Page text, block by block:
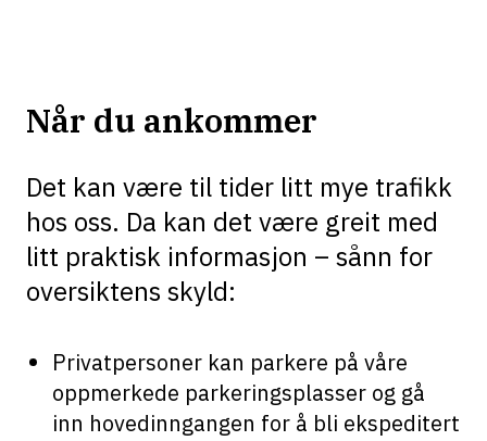
Når du ankommer
Det kan være til tider litt mye trafikk
hos oss. Da kan det være greit med
litt praktisk informasjon – sånn for
oversiktens skyld:
Privatpersoner kan parkere på våre
oppmerkede parkeringsplasser og gå
inn hovedinngangen for å bli ekspeditert